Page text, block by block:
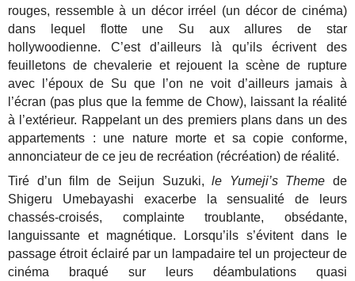
rouges, ressemble à un décor irréel (un décor de cinéma)
dans lequel flotte une Su aux allures de star
hollywoodienne. C’est d’ailleurs là qu’ils écrivent des
feuilletons de chevalerie et rejouent la scène de rupture
avec l’époux de Su que l’on ne voit d’ailleurs jamais à
l’écran (pas plus que la femme de Chow), laissant la réalité
à l’extérieur. Rappelant un des premiers plans dans un des
appartements : une nature morte et sa copie conforme,
annonciateur de ce jeu de recréation (récréation) de réalité.
Tiré d’un film de Seijun Suzuki, le Yumeji’s Theme de
Shigeru Umebayashi exacerbe la sensualité de leurs
chassés-croisés, complainte troublante, obsédante,
languissante et magnétique. Lorsqu’ils s’évitent dans le
passage étroit éclairé par un lampadaire tel un projecteur de
cinéma braqué sur leurs déambulations quasi